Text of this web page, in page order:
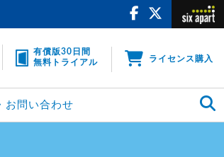
有償版30日間
無料トライアル
ライセンス購入
お問い合わせ